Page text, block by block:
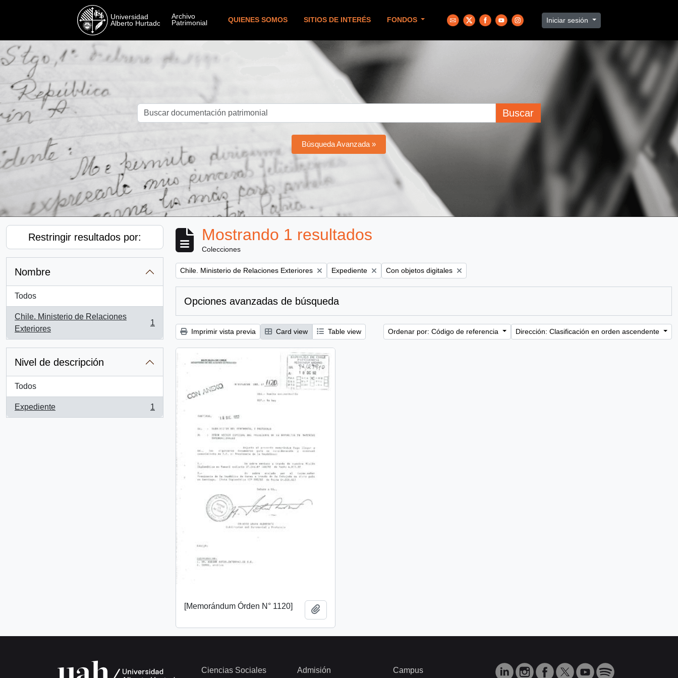
QUIENES SOMOS SITIOS DE INTERÉS FONDOS Iniciar sesión
Buscar
Búsqueda Avanzada »
Restringir resultados por:
Nombre
Todos
Chile. Ministerio de Relaciones
Exteriores
, 1 resultados
1
Nivel de descripción
Todos
Expediente
, 1 resultados
1
Mostrando 1 resultados
Colecciones
Remove filter:
Chile. Ministerio de Relaciones Exteriores Remove filter:
Expediente Remove filter:
Con objetos digitales
Opciones avanzadas de búsqueda
Imprimir vista previa Card view Table view Ordenar por: Código de referencia Dirección: Clasificación en orden ascendente
[Memorándum Órden N° 1120]
Ciencias Sociales Admisión Campus